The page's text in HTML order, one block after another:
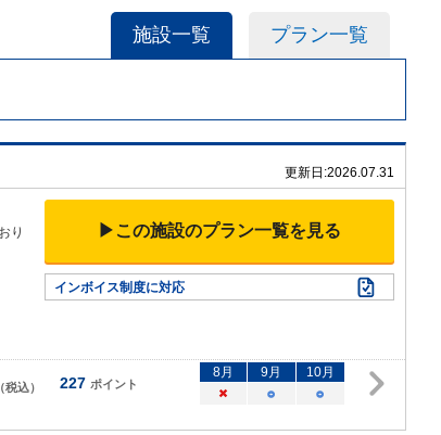
施設一覧 プラン一覧
更新日:2026.07.31
り
▶この施設のプラン一覧を見る
インボイス制度に対応
（税込） 227 ポイント
8月 9月 10月
×
○ ○